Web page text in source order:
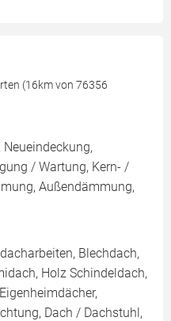
(16km von 76356
Neueindeckung,
/ Wartung, Kern- /
Außendämmung,
Blechdach,
Holz Schindeldach,
Dach / Dachstuhl,